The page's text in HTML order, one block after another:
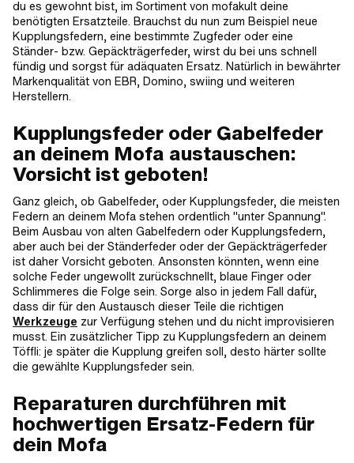
du es gewohnt bist, im Sortiment von mofakult deine
benötigten Ersatzteile. Brauchst du nun zum Beispiel neue
Kupplungsfedern, eine bestimmte Zugfeder oder eine
Ständer- bzw. Gepäckträgerfeder, wirst du bei uns schnell
fündig und sorgst für adäquaten Ersatz. Natürlich in bewährter
Markenqualität von EBR, Domino, swiing und weiteren
Herstellern.
Kupplungsfeder oder Gabelfeder
an deinem Mofa austauschen:
Vorsicht ist geboten!
Ganz gleich, ob Gabelfeder, oder Kupplungsfeder, die meisten
Federn an deinem Mofa stehen ordentlich "unter Spannung".
Beim Ausbau von alten Gabelfedern oder Kupplungsfedern,
aber auch bei der Ständerfeder oder der Gepäckträgerfeder
ist daher Vorsicht geboten. Ansonsten könnten, wenn eine
solche Feder ungewollt zurückschnellt, blaue Finger oder
Schlimmeres die Folge sein. Sorge also in jedem Fall dafür,
dass dir für den Austausch dieser Teile die richtigen
Werkzeuge zur Verfügung stehen und du nicht improvisieren
musst. Ein zusätzlicher Tipp zu Kupplungsfedern an deinem
Töffli: je später die Kupplung greifen soll, desto härter sollte
die gewählte Kupplungsfeder sein.
Reparaturen durchführen mit
hochwertigen Ersatz-Federn für
dein Mofa